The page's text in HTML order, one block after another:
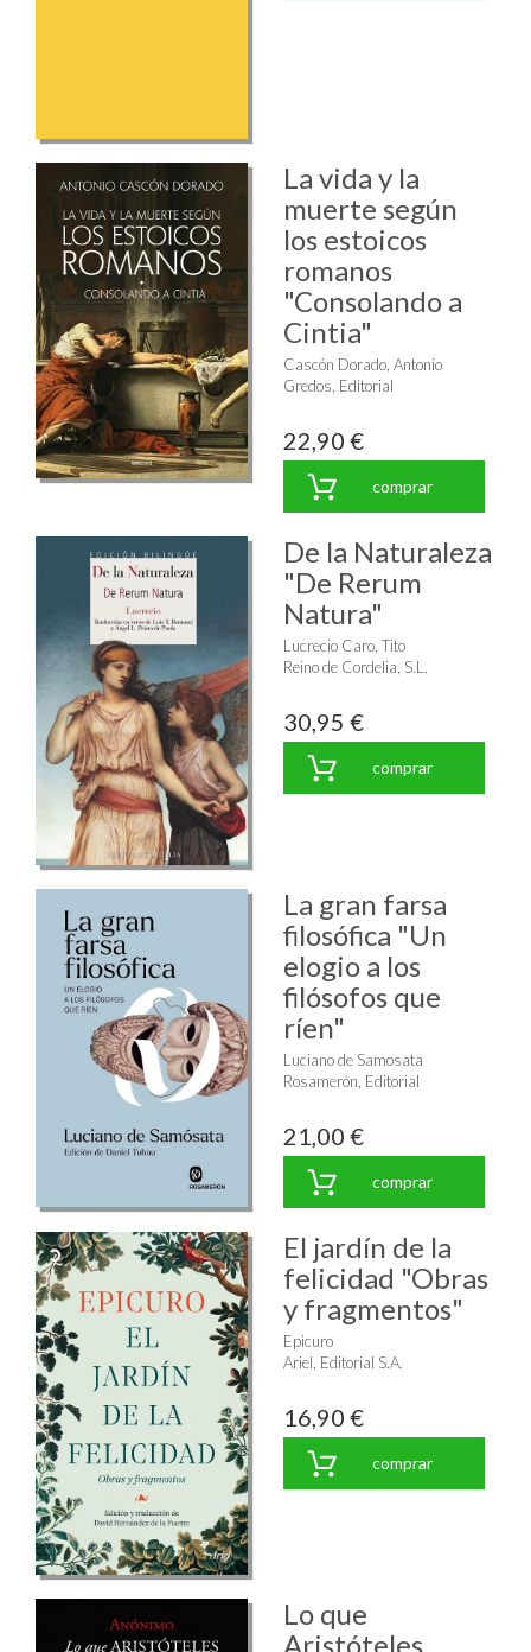
La vida y la
muerte según
los estoicos
romanos
"Consolando a
Cintia"
Cascón Dorado, Antonio
Gredos, Editorial
22,90 €
comprar
De la Naturaleza
"De Rerum
Natura"
Lucrecio Caro, Tito
Reino de Cordelia, S.L.
30,95 €
comprar
La gran farsa
filosófica "Un
elogio a los
filósofos que
ríen"
Luciano de Samosata
Rosamerón, Editorial
21,00 €
comprar
El jardín de la
felicidad "Obras
y fragmentos"
Epicuro
Ariel, Editorial S.A.
16,90 €
comprar
Lo que
Aristóteles